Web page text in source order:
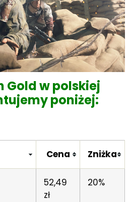
Gold w polskiej
poniżej:
Cena Zniżka
52,49
zł
20%